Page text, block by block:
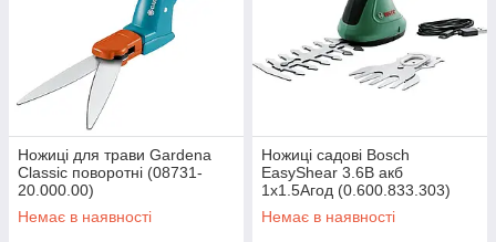
Ножиці для трави Gardena
Classic поворотні (08731-
20.000.00)
Немає в наявності
Ножиці садові Bosch
EasyShear 3.6В акб
1х1.5Агод (0.600.833.303)
Немає в наявності